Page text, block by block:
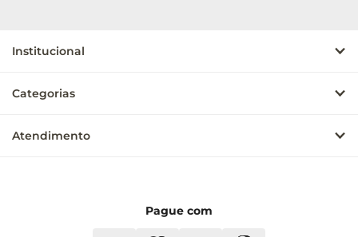
Institucional
Categorias
Atendimento
Pague com